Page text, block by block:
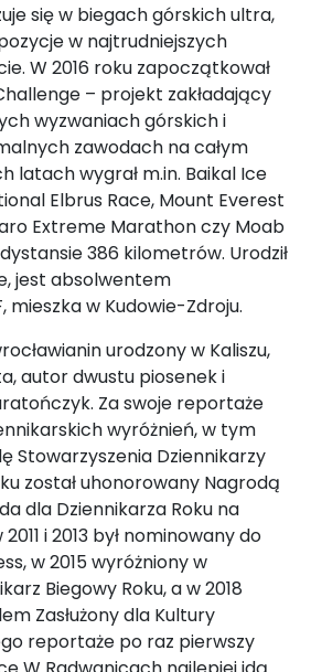
się w biegach górskich ultra,
w najtrudniejszych
W 2016 roku zapoczątkował
– projekt zakładający
wyzwaniach górskich i
zawodach na całym
latach wygrał m.in. Baikal Ice
Elbrus Race, Mount Everest
Extreme Marathon czy Moab
386 kilometrów. Urodził
jest absolwentem
mieszka w Kudowie-Zdroju.
urodzony w Kaliszu,
autor dwustu piosenek i
Za swoje reportaże
wyróżnień, w tym
Stowarzyszenia Dziennikarzy
został uhonorowany Nagrodą
dla Dziennikarza Roku na
i 2013 był nominowany do
w 2015 wyróżniony w
Biegowy Roku, a w 2018
Zasłużony dla Kultury
reportaże po raz pierwszy